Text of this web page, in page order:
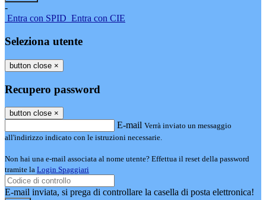
-
Entra con SPID Entra con CIE
Seleziona utente
button close ×
Recupero password
button close ×
E-mail Verrà inviato un messaggio
all'indirizzo indicato con le istruzioni necessarie.
Non hai una e-mail associata al nome utente? Effettua il reset della password
tramite la Login Spaggiari
E-mail inviata, si prega di controllare la casella di posta elettronica!